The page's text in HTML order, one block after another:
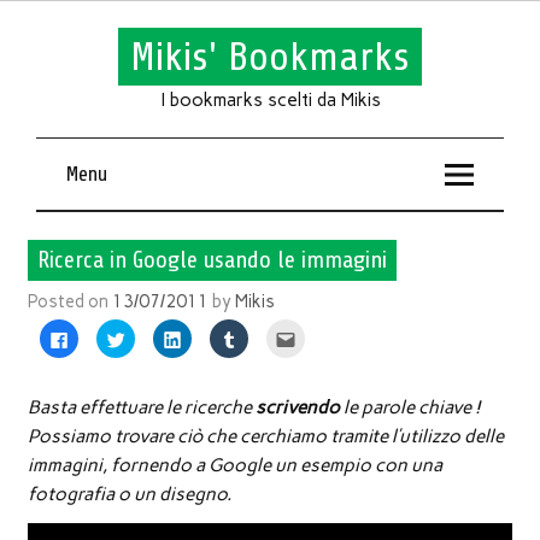
Mikis' Bookmarks
I bookmarks scelti da Mikis
Menu
Ricerca in Google usando le immagini
Posted on 13/07/2011 byMikis
Fai
clic
Facebook
(Si
apre
una
nuova
finestra)
Fai
clic
su
Twitter
(Si
apre
in
nuova
finestra)
Fai
clic
su
LinkedIn
(Si
apre
in
una
nuova
finestra)
Fai
clic
su
Tumblr
(Si
apre
in
una
l'articolo
via
mail
un
amico
in
Basta effettuare le ricerchescrivendole parole chiave !
Possiamo trovare ciò che cerchiamo tramite l’utilizzo delle
immagini, fornendo a Google un esempio con una
fotografia o un disegno.